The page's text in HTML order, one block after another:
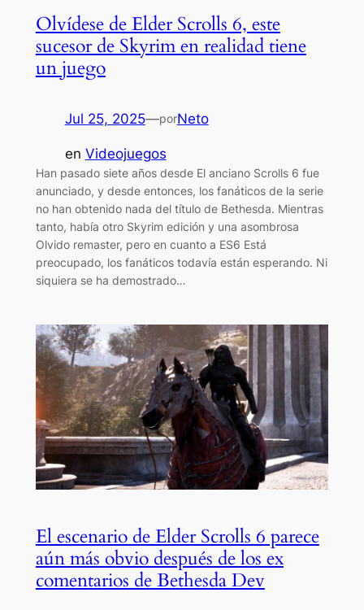
Olvídese de Elder Scrolls 6, este
sucesor de Skyrim en realidad tiene
un juego
Jul 25, 2025—porNeto
en Videojuegos
Han pasado siete años desde El anciano Scrolls 6 fue
anunciado, y desde entonces, los fanáticos de la serie
no han obtenido nada del título de Bethesda. Mientras
tanto, había otro Skyrim edición y una asombrosa
Olvido remaster, pero en cuanto a ES6 Está
preocupado, los fanáticos todavía están esperando. Ni
siquiera se ha demostrado…
El escenario de Elder Scrolls 6 parece
aún más obvio después de los ex
comentarios de Bethesda Dev